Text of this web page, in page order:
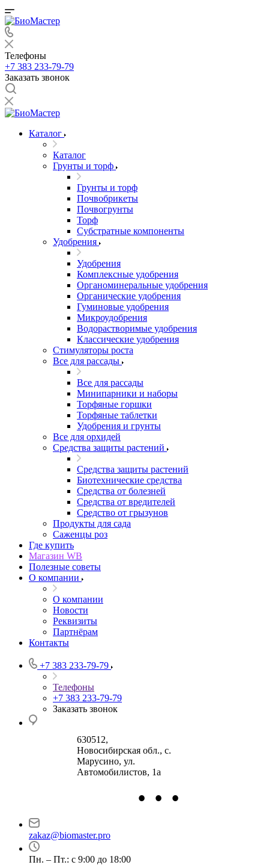
Телефоны
+7 383 233-79-79
Заказать звонок
Каталог
Каталог
Грунты и торф
Грунты и торф
Почвобрикеты
Почвогрунты
Торф
Субстратные компоненты
Удобрения
Удобрения
Комплексные удобрения
Органоминеральные удобрения
Органические удобрения
Гуминовые удобрения
Микроудобрения
Водорастворимые удобрения
Классические удобрения
Стимуляторы роста
Все для рассады
Все для рассады
Минипарники и наборы
Торфяные горшки
Торфяные таблетки
Удобрения и грунты
Все для орхидей
Средства защиты растений
Средства защиты растений
Биотехнические средства
Средства от болезней
Средства от вредителей
Средство от грызунов
Продукты для сада
Саженцы роз
Где купить
Магазин WB
Полезные советы
О компании
О компании
Новости
Реквизиты
Партнёрам
Контакты
+7 383 233-79-79
Телефоны
+7 383 233-79-79
Заказать звонок
630512,
Новосибирская обл., с.
Марусино, ул.
Автомобилистов, 1а
Маршала Прошлякова,
• • •
zakaz@biomaster.pro
Пн. – Пт.: с 9:00 до 18:00